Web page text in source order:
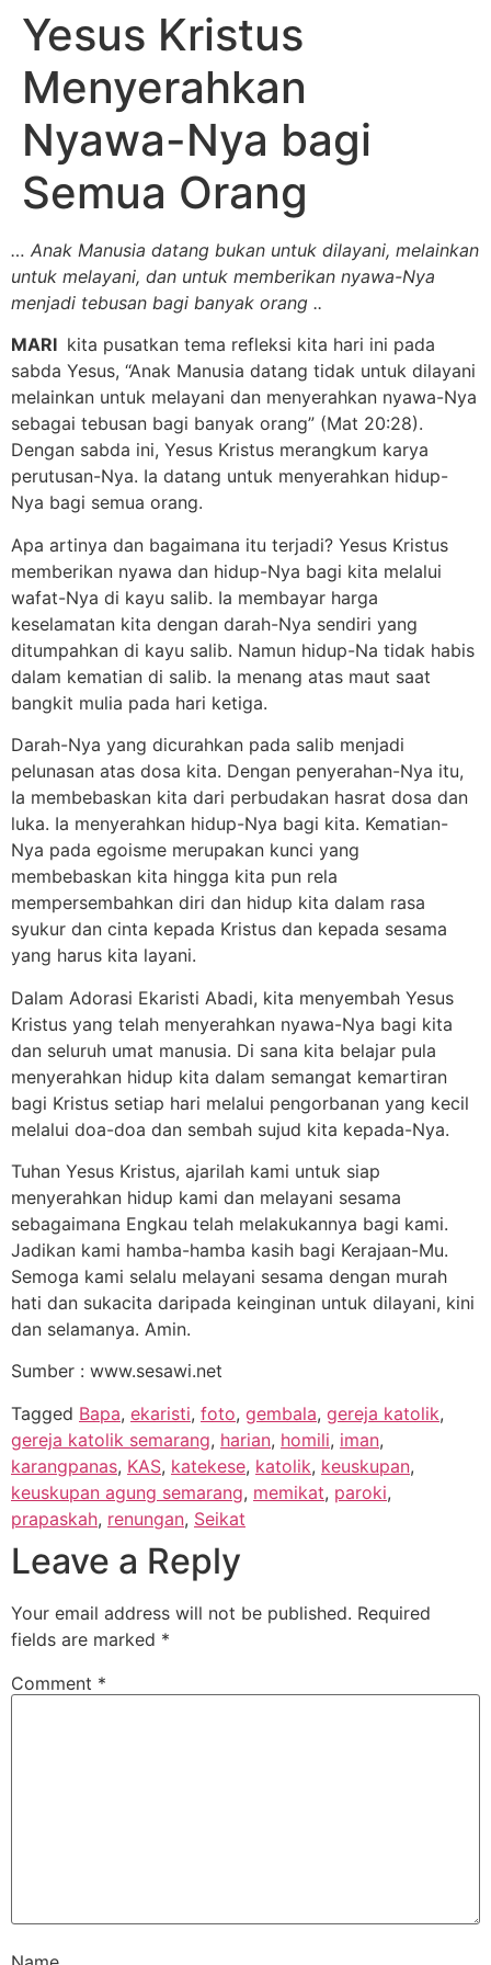
Yesus Kristus
Menyerahkan
Nyawa-Nya bagi
Semua Orang
… Anak Manusia datang bukan untuk dilayani, melainkan
untuk melayani, dan untuk memberikan nyawa-Nya
menjadi tebusan bagi banyak orang ..
MARI kita pusatkan tema refleksi kita hari ini pada
sabda Yesus, “Anak Manusia datang tidak untuk dilayani
melainkan untuk melayani dan menyerahkan nyawa-Nya
sebagai tebusan bagi banyak orang” (Mat 20:28).
Dengan sabda ini, Yesus Kristus merangkum karya
perutusan-Nya. Ia datang untuk menyerahkan hidup-
Nya bagi semua orang.
Apa artinya dan bagaimana itu terjadi? Yesus Kristus
memberikan nyawa dan hidup-Nya bagi kita melalui
wafat-Nya di kayu salib. Ia membayar harga
keselamatan kita dengan darah-Nya sendiri yang
ditumpahkan di kayu salib. Namun hidup-Na tidak habis
dalam kematian di salib. Ia menang atas maut saat
bangkit mulia pada hari ketiga.
Darah-Nya yang dicurahkan pada salib menjadi
pelunasan atas dosa kita. Dengan penyerahan-Nya itu,
Ia membebaskan kita dari perbudakan hasrat dosa dan
luka. Ia menyerahkan hidup-Nya bagi kita. Kematian-
Nya pada egoisme merupakan kunci yang
membebaskan kita hingga kita pun rela
mempersembahkan diri dan hidup kita dalam rasa
syukur dan cinta kepada Kristus dan kepada sesama
yang harus kita layani.
Dalam Adorasi Ekaristi Abadi, kita menyembah Yesus
Kristus yang telah menyerahkan nyawa-Nya bagi kita
dan seluruh umat manusia. Di sana kita belajar pula
menyerahkan hidup kita dalam semangat kemartiran
bagi Kristus setiap hari melalui pengorbanan yang kecil
melalui doa-doa dan sembah sujud kita kepada-Nya.
Tuhan Yesus Kristus, ajarilah kami untuk siap
menyerahkan hidup kami dan melayani sesama
sebagaimana Engkau telah melakukannya bagi kami.
Jadikan kami hamba-hamba kasih bagi Kerajaan-Mu.
Semoga kami selalu melayani sesama dengan murah
hati dan sukacita daripada keinginan untuk dilayani, kini
dan selamanya. Amin.
Sumber : www.sesawi.net
Tagged Bapa, ekaristi, foto, gembala, gereja katolik,
gereja katolik semarang, harian, homili, iman,
karangpanas, KAS, katekese, katolik, keuskupan,
keuskupan agung semarang, memikat, paroki,
prapaskah, renungan, Seikat
Leave a Reply
Your email address will not be published. Required
fields are marked *
Comment *